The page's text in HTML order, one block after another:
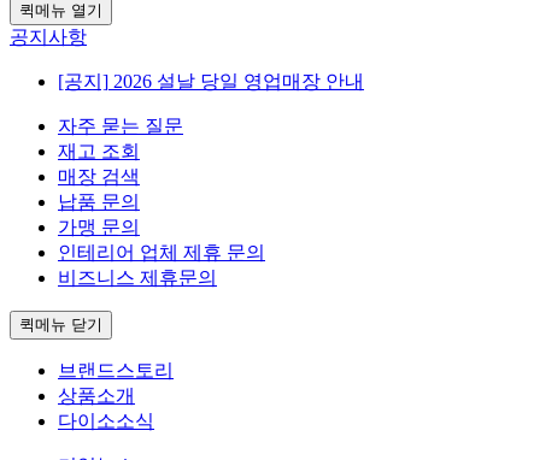
퀵메뉴 열기
공지사항
[공지] 2026 설날 당일 영업매장 안내
자주 묻는 질문
재고 조회
매장 검색
납품 문의
가맹 문의
인테리어 업체 제휴 문의
비즈니스 제휴문의
퀵메뉴 닫기
브랜드스토리
상품소개
다이소소식